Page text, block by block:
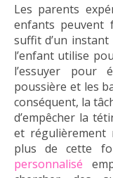
Les parents
enfants peuvent
suffit d’un
l’enfant utilise
l’essuyer pour
poussière et les
conséquent, la
d’empêcher la
et régulièrement
plus de cette
personnalisé